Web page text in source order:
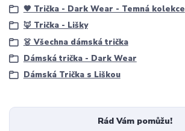
🖤 Trička - Dark Wear - Temná kolekce
🦊 Trička - Lišky
👗 Všechna dámská trička
Dámská trička - Dark Wear
Dámská Trička s Liškou
Rád Vám pomůžu!